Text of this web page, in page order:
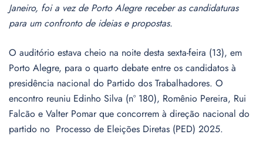
Janeiro, foi a vez de Porto Alegre receber as candidaturas
para um confronto de ideias e propostas.
O auditório estava cheio na noite desta sexta-feira (13), em
Porto Alegre, para o quarto debate entre os candidatos à
presidência nacional do Partido dos Trabalhadores. O
encontro reuniu Edinho Silva (nº 180), Romênio Pereira, Rui
Falcão e Valter Pomar que concorrem à direção nacional do
partido no Processo de Eleições Diretas (PED) 2025.